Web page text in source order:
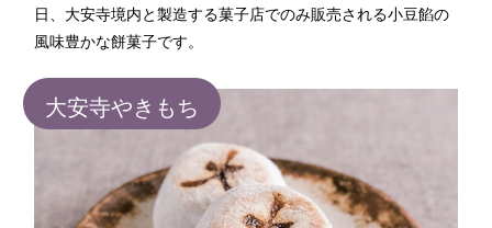
日、大安寺境内と製造する菓子店でのみ販売される小豆餡の
風味豊かな餅菓子です。
大安寺やきもち